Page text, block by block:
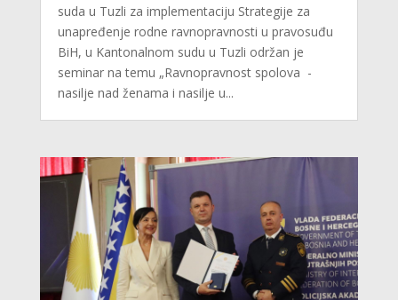
suda u Tuzli za implementaciju Strategije za
unapređenje rodne ravnopravnosti u pravosuđu
BiH, u Kantonalnom sudu u Tuzli održan je
seminar na temu „Ravnopravnost spolova -
nasilje nad ženama i nasilje u...